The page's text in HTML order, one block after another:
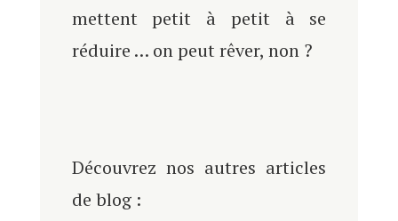
mettent petit à petit à se
réduire … on peut rêver, non ?
Découvrez nos autres articles
de blog :